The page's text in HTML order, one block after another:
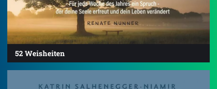
52 Weisheiten